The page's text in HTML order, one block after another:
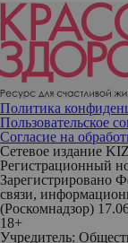
Политика
Пользовательское
Согласие на
Сетевое издание
Регистрационный
Зарегистрировано
связи,
(Роскомнадзор)
18+
Учредитель: